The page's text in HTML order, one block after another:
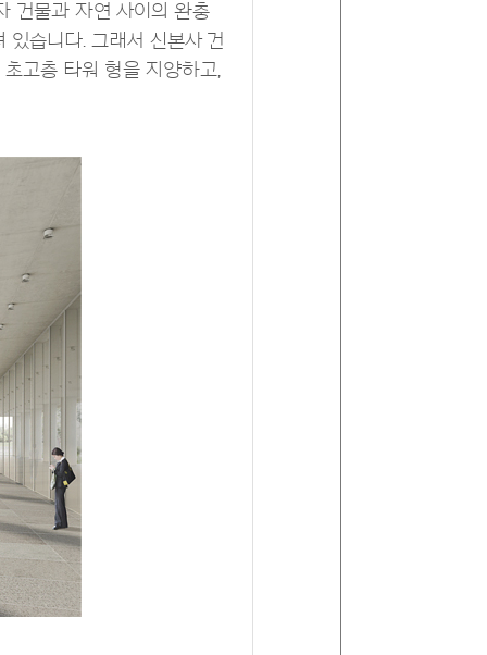
건물과 자연 사이의 완충
습니다. 그래서 신본사 건
고층 타워 형을 지양하고,